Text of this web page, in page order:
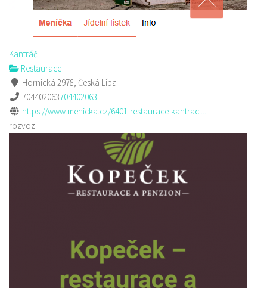
Kantráč
Restaurace
Hornická 2978, Česká Lípa
704402063704402063
https://www.menicka.cz/6401-restaurace-kantrac....
rozvoz